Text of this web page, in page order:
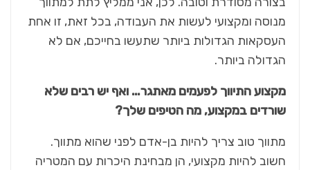
מנוסה ומקצועי לעשות את העבודה, בכל זאת, זו אחת
העסקאות הגדולות ביותר שתעשו בחייכם, אם לא
הגדולה ביותר.
מקצוע התיווך לפעמים מאתגר… ואף יש רבים שלא
שורדים במקצוע, מה הטיפים שלך?
מתווך טוב צריך להיות בן-אדם לפני שהוא מתווך.
חשוב להיות מקצועי, הן מבחינת היכרות עם המטריה